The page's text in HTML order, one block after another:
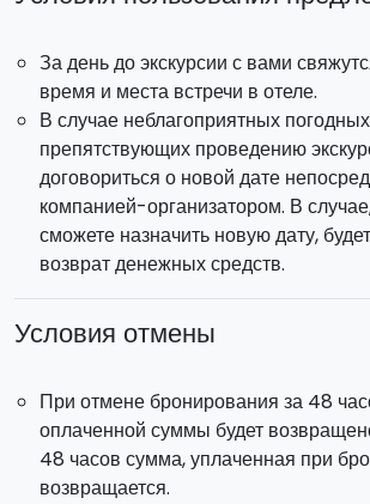
За день до экскурсии с вами
время и места встречи в отеле.
В случае неблагоприятных
препятствующих проведению
договориться о новой дате
компанией-организатором. В
сможете назначить новую дату,
возврат денежных средств.
Условия отмены
При отмене бронирования за 48
оплаченной суммы будет
48 часов сумма, уплаченная при
возвращается.